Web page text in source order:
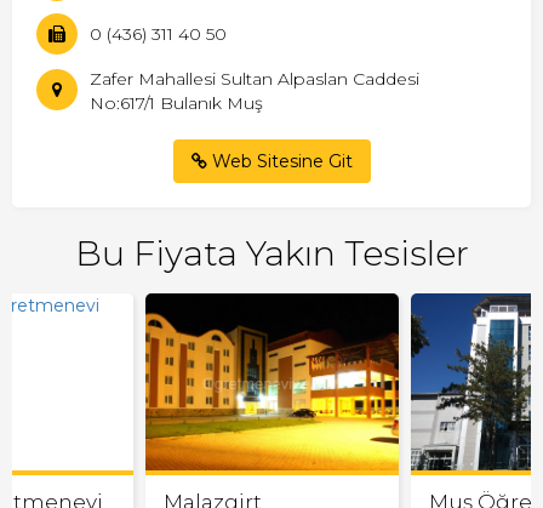
0 (436) 311 40 50
Zafer Mahallesi Sultan Alpaslan Caddesi
No:617/1 Bulanık Muş
Web Sitesine Git
Bu Fiyata Yakın Tesisler
Malazgirt
Muş